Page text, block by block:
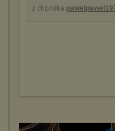
z chomika